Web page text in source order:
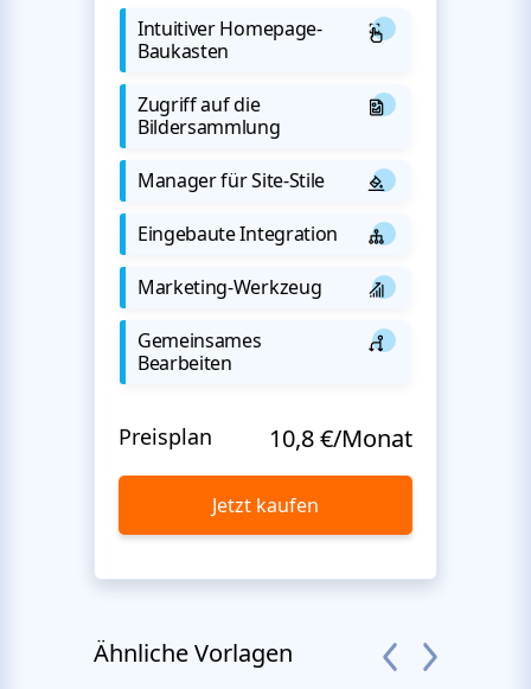
Intuitiver Homepage-
Baukasten
Zugriff auf die
Bildersammlung
Manager für Site-Stile
Eingebaute Integration
Marketing-Werkzeug
Gemeinsames
Bearbeiten
Preisplan 10,8 €/Monat
Jetzt kaufen
Ähnliche Vorlagen